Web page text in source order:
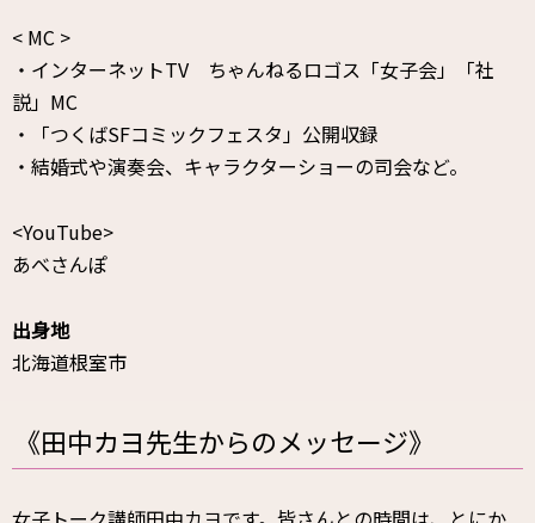
< MC >
・インターネットTV ちゃんねるロゴス「女子会」「社
説」MC
・「つくばSFコミックフェスタ」公開収録
・結婚式や演奏会、キャラクターショーの司会など。
<YouTube>
あべさんぽ
出身地
北海道根室市
《田中カヨ先生からのメッセージ》